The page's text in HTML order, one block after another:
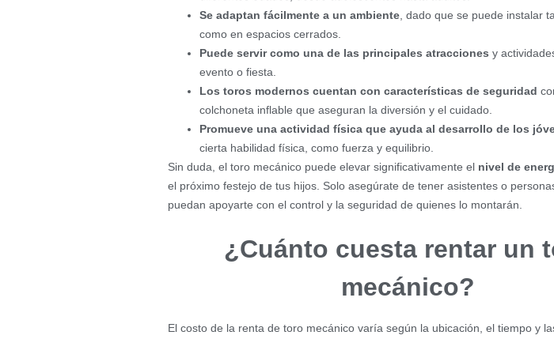
Se adaptan fácilmente a un ambiente, dado que se puede instalar
como en espacios cerrados.
Puede servir como una de las principales atracciones y
evento o fiesta.
Los toros modernos cuentan con características de seguridad
colchoneta inflable que aseguran la diversión y el cuidado.
Promueve una actividad física que ayuda al desarrollo de los
cierta habilidad física, como fuerza y equilibrio.
Sin duda, el toro mecánico puede elevar significativamente el nivel de
el próximo festejo de tus hijos. Solo asegúrate de tener asistentes o
puedan apoyarte con el control y la seguridad de quienes lo montarán.
¿Cuánto cuesta rentar un
mecánico?
El costo de la renta de toro mecánico varía según la ubicación, el tiempo y